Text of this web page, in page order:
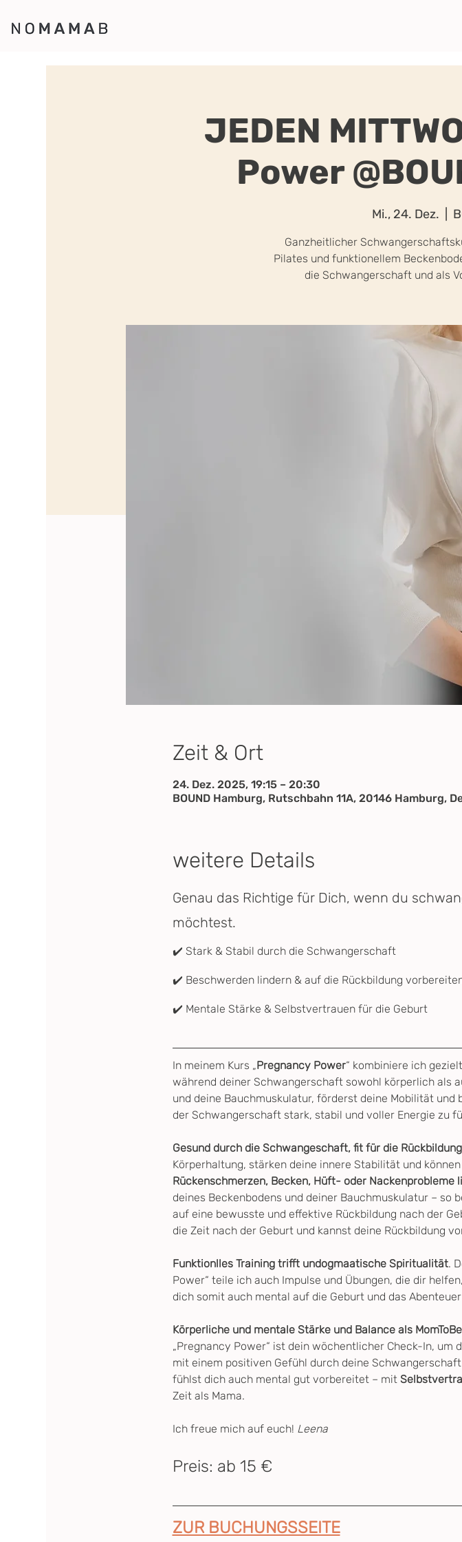
JEDEN
Power
Mi., 24. Dez.
Ganzheitlicher
Pilates und funktionellem
die Schwangerschaft und als
Zeit & Ort
24. Dez. 2025, 19:15 – 20:30
BOUND Hamburg, Rutschbahn 11A, 20146 Hamburg,
weitere Details
Genau das Richtige für Dich, wenn du
möchtest.
✔️ Stark & Stabil durch die Schwangerschaft
✔️ Beschwerden lindern & auf die Rückbildung
✔️ Mentale Stärke & Selbstvertrauen für die Geburt
In meinem Kurs „Pregnancy Power“ kombiniere ich gezielt
während deiner Schwangerschaft sowohl körperlich als
und deine Bauchmuskulatur, förderst deine Mobilität
der Schwangerschaft stark, stabil und voller Energie zu
Gesund durch die Schwangeschaft, fit für die Rückbildung
Körperhaltung, stärken deine innere Stabilität und
Rückenschmerzen, Becken, Hüft- oder Nackenprobleme
deines Beckenbodens und deiner Bauchmuskulatur –
auf eine bewusste und effektive Rückbildung nach der
die Zeit nach der Geburt und kannst deine Rückbildung
Funktionlles Training trifft undogmaatische Spiritualität.
Power“ teile ich auch Impulse und Übungen, die dir
dich somit auch mental auf die Geburt und das
Körperliche und mentale Stärke und Balance als MomToBe
„Pregnancy Power“ ist dein wöchentlicher Check-In,
mit einem positiven Gefühl durch deine
fühlst dich auch mental gut vorbereitet – mit
Zeit als Mama.
Ich freue mich auf euch! Leena
Preis: ab 15 €
ZUR BUCHUNGSSEITE